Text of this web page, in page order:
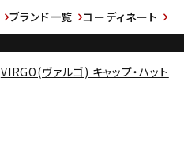
ブランド一覧
コーディネート
VIRGO(ヴァルゴ) キャップ・ハット